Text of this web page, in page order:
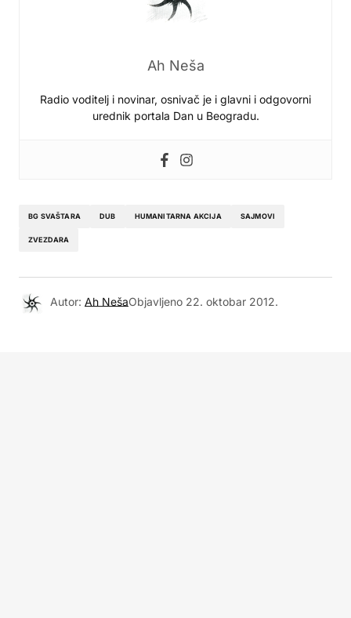
Ah Neša
Radio voditelj i novinar, osnivač je i glavni i odgovorni
urednik portala Dan u Beogradu.
BG SVAŠTARA DUB HUMANITARNA AKCIJA SAJMOVI
ZVEZDARA
Autor: Ah NešaObjavljeno 22. oktobar 2012.